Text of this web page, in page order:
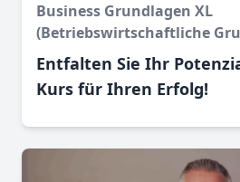
Business Grundlagen XL
(Betriebswirtschaftliche
Entfalten Sie Ihr
Kurs für Ihren Erfolg!